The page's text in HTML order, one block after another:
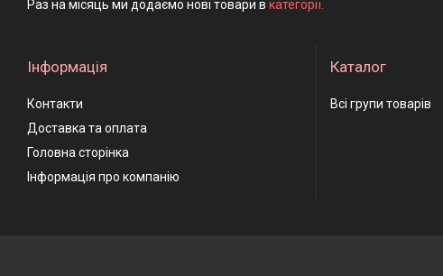
Раз на місяць ми додаємо нові товари в категорії.
Інформація
Контакти
Доставка та оплата
Головна сторінка
Інформація про компанію
Каталог
Всі групи товарів